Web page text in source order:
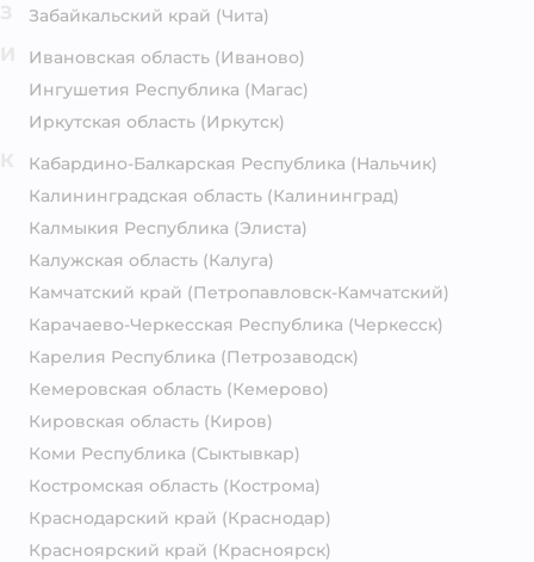
Забайкальский край (Чита)
Ивановская область (Иваново)
Ингушетия Республика (Магас)
Иркутская область (Иркутск)
Кабардино-Балкарская Республика (Нальчик)
Калининградская область (Калининград)
Калмыкия Республика (Элиста)
Калужская область (Калуга)
Камчатский край (Петропавловск-Камчатский)
Карачаево-Черкесская Республика (Черкесск)
Карелия Республика (Петрозаводск)
Кемеровская область (Кемерово)
Кировская область (Киров)
Коми Республика (Сыктывкар)
Костромская область (Кострома)
Краснодарский край (Краснодар)
Красноярский край (Красноярск)